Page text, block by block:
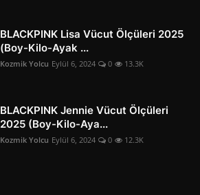
BLACKPINK Lisa Vücut Ölçüleri 2025
(Boy-Kilo-Ayak ...
Kozmik Yolcu Eylül 6, 2024 0 13.3K
BLACKPINK Jennie Vücut Ölçüleri
2025 (Boy-Kilo-Aya...
Kozmik Yolcu Eylül 6, 2024 0 12.3K